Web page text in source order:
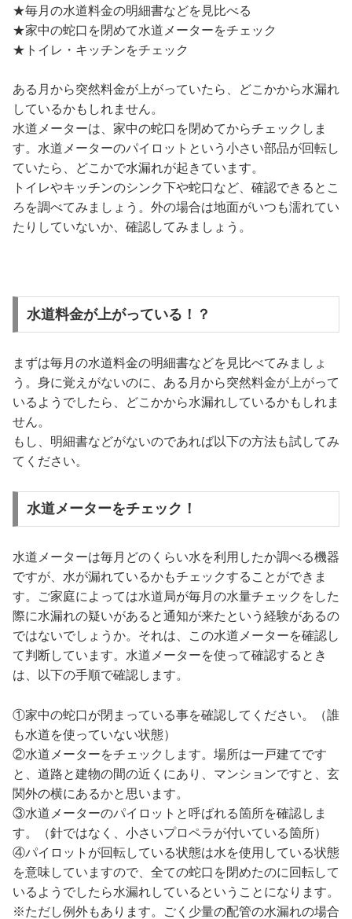
★毎月の水道料金の明細書などを見比べる
★家中の蛇口を閉めて水道メーターをチェック
★トイレ・キッチンをチェック
ある月から突然料金が上がっていたら、どこかから水漏れ
しているかもしれません。
水道メーターは、家中の蛇口を閉めてからチェックしま
す。水道メーターのパイロットという小さい部品が回転し
ていたら、どこかで水漏れが起きています。
トイレやキッチンのシンク下や蛇口など、確認できるとこ
ろを調べてみましょう。外の場合は地面がいつも濡れてい
たりしていないか、確認してみましょう。
水道料金が上がっている！？
まずは毎月の水道料金の明細書などを見比べてみましょ
う。身に覚えがないのに、ある月から突然料金が上がって
いるようでしたら、どこかから水漏れしているかもしれま
せん。
もし、明細書などがないのであれば以下の方法も試してみ
てください。
水道メーターをチェック！
水道メーターは毎月どのくらい水を利用したか調べる機器
ですが、水が漏れているかもチェックすることができま
す。ご家庭によっては水道局が毎月の水量チェックをした
際に水漏れの疑いがあると通知が来たという経験があるの
ではないでしょうか。それは、この水道メーターを確認し
て判断しています。水道メーターを使って確認するとき
は、以下の手順で確認します。
①家中の蛇口が閉まっている事を確認してください。（誰
も水道を使っていない状態）
②水道メーターをチェックします。場所は一戸建てです
と、道路と建物の間の近くにあり、マンションですと、玄
関外の横にあるかと思います。
③水道メーターのパイロットと呼ばれる箇所を確認しま
す。（針ではなく、小さいプロペラが付いている箇所）
④パイロットが回転している状態は水を使用している状態
を意味していますので、全ての蛇口を閉めたのに回転して
いるようでしたら水漏れしているということになります。
※ただし例外もあります。ごく少量の配管の水漏れの場合